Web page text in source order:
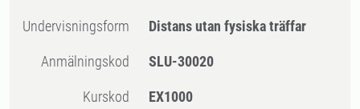
Undervisningsform Distans utan fysiska träffar
Anmälningskod SLU-30020
Kurskod EX1000